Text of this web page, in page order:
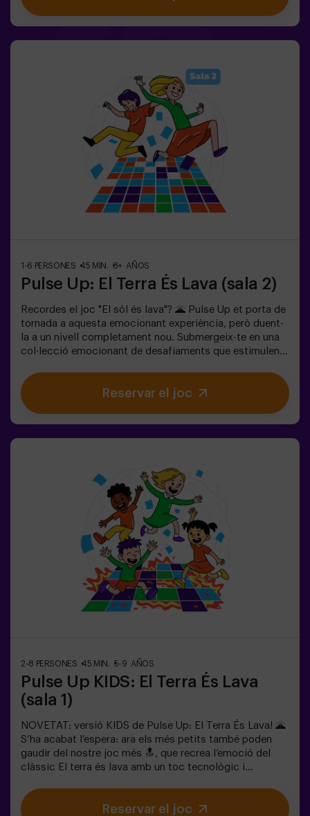
disponibles, inclòs el mode combat per a fins a 12
Up t'ofereix una experiència única que combina activitat
física i tecnologia, on la col·laboració és clau. 🏆I el
millor de tot? Som els primers a portar aquesta
experiència innovadora a Espanya. 🙌 Sent l'adrenalina i
porta la teva diversió a un nou nivell amb Pulse Up avui
mateix.Pulse Up: El Suelo es Lava - Mode Combat (per a
grups de 6 a 12 persones)La competició està a punt de
començar amb Pulse Up: El Suelo es Lava - Mode
Combat! 🔥 Divideix el teu grup de 6 a 12 persones en 2
equips, cadascun competint per aconseguir el major
1-6 PERSONES 45 MIN. 8+ AÑOS
Pulse Up: El Terra És Lava (sala 2)
Recordes el joc "El sòl és lava"? 🌋 Pulse Up et porta de
tornada a aquesta emocionant experiència, però duent-
la a un nivell completament nou. Submergeix-te en una
col·lecció emocionant de desafiaments que estimulen
dificultat per adaptar-se a tots els nivells d’habilitat.40
jocs únics que mantenen l’emoció i la diversió.2 sales
disponibles, inclòs el mode combat per a fins a 12
Up t'ofereix una experiència única que combina activitat
física i tecnologia, on la col·laboració és clau. 🏆I el
millor de tot? Som els primers a portar aquesta
experiència innovadora a Espanya. 🙌 Sent l'adrenalina i
porta la teva diversió a un nou nivell amb Pulse Up avui
mateix.Pulse Up: El Suelo es Lava - Mode Combat (per a
grups de 6 a 12 persones)La competició està a punt de
començar amb Pulse Up: El Suelo es Lava - Mode
Combat! 🔥 Divideix el teu grup de 6 a 12 persones en 2
equips, cadascun competint per aconseguir el major
nombre de punts.✅ Ideal per a plans amb amics |
Reservar el joc
2-8 PERSONES 45 MIN. 5-9 AÑOS
Pulse Up KIDS: El Terra És Lava
(sala 1)
NOVETAT: versió KIDS de Pulse Up: El Terra És Lava! 🌋
S’ha acabat l’espera: ara els més petits també poden
gaudir del nostre joc més 🔝, que recrea l’emoció del
clàssic El terra és lava amb un toc tecnològic i
estimulen el cos i la ment🎉 Ideal per a festes infantils i
aniversaris plens d’emoció🎁 Records inoblidables i
Reservar el joc